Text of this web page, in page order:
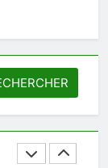
: où
?